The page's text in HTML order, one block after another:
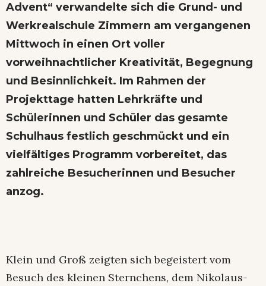
Advent“ verwandelte sich die Grund- und
Werkrealschule Zimmern am vergangenen
Mittwoch in einen Ort voller
vorweihnachtlicher Kreativität, Begegnung
und Besinnlichkeit. Im Rahmen der
Projekttage hatten Lehrkräfte und
Schülerinnen und Schüler das gesamte
Schulhaus festlich geschmückt und ein
vielfältiges Programm vorbereitet, das
zahlreiche Besucherinnen und Besucher
anzog.
Klein und Groß zeigten sich begeistert vom
Besuch des kleinen Sternchens, dem Nikolaus-